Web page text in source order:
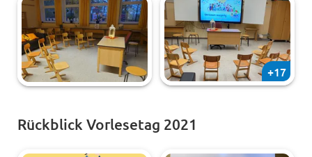
+17
Rückblick Vorlesetag 2021